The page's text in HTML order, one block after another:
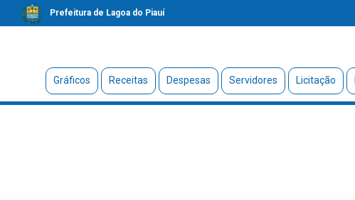
Prefeitura de Lagoa do Piauí
Gráficos Receitas Despesas Servidores Licitação